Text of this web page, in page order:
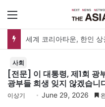
메뉴
세계 코리아타운, 한인
사회
[전문] 이 대통령, 제1회 광
광부들 희생 잊지 않겠습니
이상기 June 29, 2026